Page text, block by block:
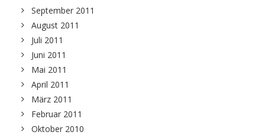
September 2011
August 2011
Juli 2011
Juni 2011
Mai 2011
April 2011
März 2011
Februar 2011
Oktober 2010